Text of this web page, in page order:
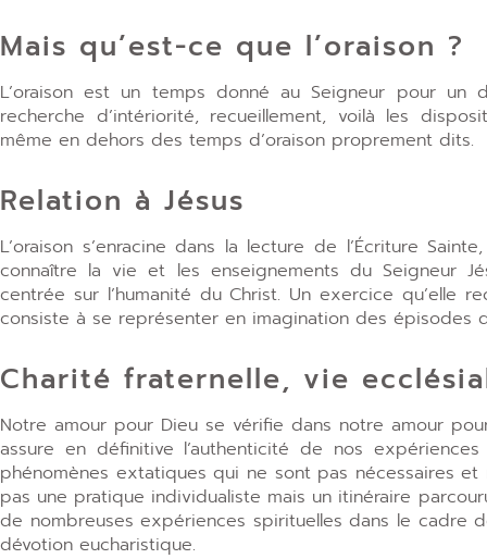
Mais qu’est-ce que l’oraison ?
L’oraison est un temps donné au Seigneur pour un
recherche d’intériorité, recueillement, voilà les
même en dehors des temps d’oraison proprement dits.
Relation à Jésus
L’oraison s’enracine dans la lecture de l’Écriture
connaître la vie et les enseignements du Seigneur
centrée sur l’humanité du Christ. Un exercice qu’elle
consiste à se représenter en imagination des épisodes
Charité fraternelle, vie
Notre amour pour Dieu se vérifie dans notre amour
assure en définitive l’authenticité de nos expériences
phénomènes extatiques qui ne sont pas nécessaires et
pas une pratique individualiste mais un itinéraire
de nombreuses expériences spirituelles dans le cadre
dévotion eucharistique.